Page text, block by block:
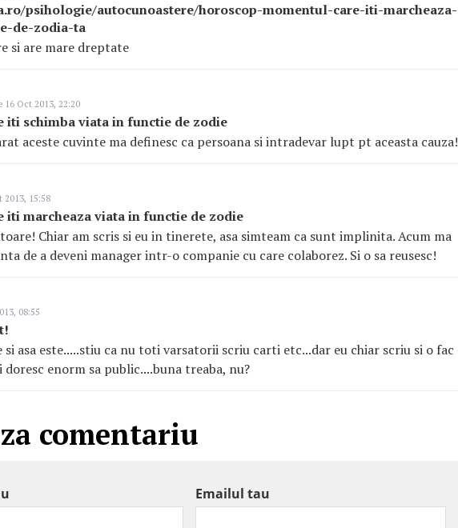
psihologie/autocunoastere/horoscop-momentul-care-iti-marcheaza-
de-zodia-ta
si are mare dreptate
16 Oct 2013, 22:20
iti schimba viata in functie de zodie
aceste cuvinte ma definesc ca persoana si intradevar lupt pt aceasta cauza!
2013, 15:58
iti marcheaza viata in functie de zodie
Chiar am scris si eu in tinerete, asa simteam ca sunt implinita. Acum ma
de a deveni manager intr-o companie cu care colaborez. Si o sa reusesc!
08:55
si asa este.....stiu ca nu toti varsatorii scriu carti etc...dar eu chiar scriu si o fac
doresc enorm sa public....buna treaba, nu?
comentariu
Emailul tau